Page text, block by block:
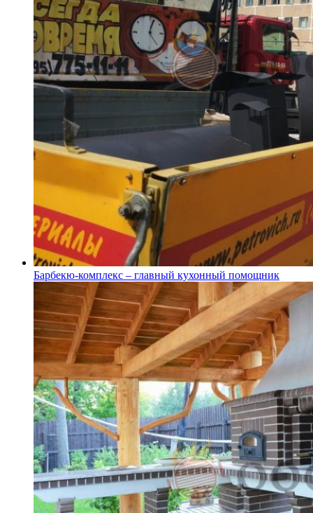
Барбекю-комплекс – главный кухонный помощник